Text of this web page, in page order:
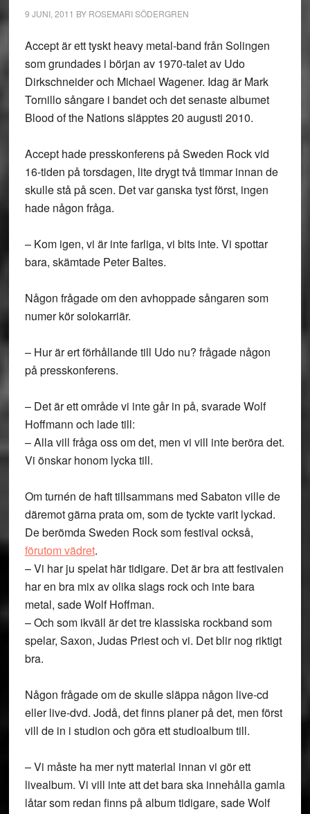
9 JUNI, 2011 BY ROSEMARI SÖDERGREN
Accept är ett tyskt heavy metal-band från Solingen
som grundades i början av 1970-talet av Udo
Dirkschneider och Michael Wagener. Idag är Mark
Tornillo sångare i bandet och det senaste albumet
Blood of the Nations släpptes 20 augusti 2010.
Accept hade presskonferens på Sweden Rock vid
16-tiden på torsdagen, lite drygt två timmar innan de
skulle stå på scen. Det var ganska tyst först, ingen
hade någon fråga.
– Kom igen, vi är inte farliga, vi bits inte. Vi spottar
bara, skämtade Peter Baltes.
Någon frågade om den avhoppade sångaren som
numer kör solokarriär.
– Hur är ert förhållande till Udo nu? frågade någon
på presskonferens.
– Det är ett område vi inte går in på, svarade Wolf
Hoffmann och lade till:
– Alla vill fråga oss om det, men vi vill inte beröra det.
Vi önskar honom lycka till.
Om turnén de haft tillsammans med Sabaton ville de
däremot gärna prata om, som de tyckte varit lyckad.
De berömda Sweden Rock som festival också,
förutom vädret.
– Vi har ju spelat här tidigare. Det är bra att festivalen
har en bra mix av olika slags rock och inte bara
metal, sade Wolf Hoffman.
– Och som ikväll är det tre klassiska rockband som
spelar, Saxon, Judas Priest och vi. Det blir nog riktigt
bra.
Någon frågade om de skulle släppa någon live-cd
eller live-dvd. Jodå, det finns planer på det, men först
vill de in i studion och göra ett studioalbum till.
– Vi måste ha mer nytt material innan vi gör ett
livealbum. Vi vill inte att det bara ska innehålla gamla
låtar som redan finns på album tidigare, sade Wolf